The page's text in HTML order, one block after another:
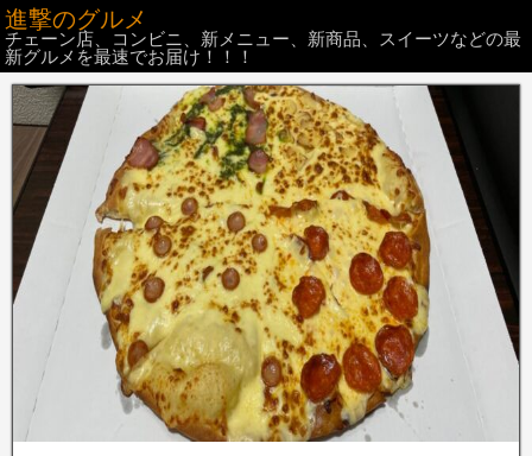
進撃のグルメ
チェーン店、コンビニ、新メニュー、新商品、スイーツなどの最
新グルメを最速でお届け！！！